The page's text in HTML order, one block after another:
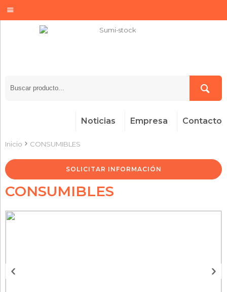
Contacto
Empresa
Noticias
Inicio CONSUMIBLES
SOLICITAR INFORMACIÓN
CONSUMIBLES